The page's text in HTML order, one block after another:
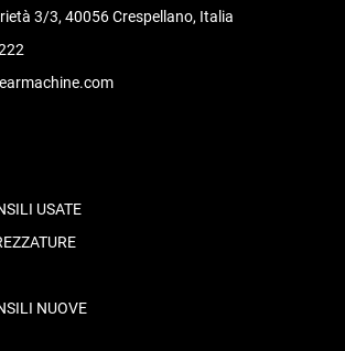
3/3, 40056 Crespellano, Italia
USATE
NUOVE